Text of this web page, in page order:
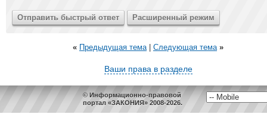
« Предыдущая тема| Следующая тема »
Ваши права в разделе
© Информационно-правовой
портал «ЗАКОНИЯ» 2008-2026.